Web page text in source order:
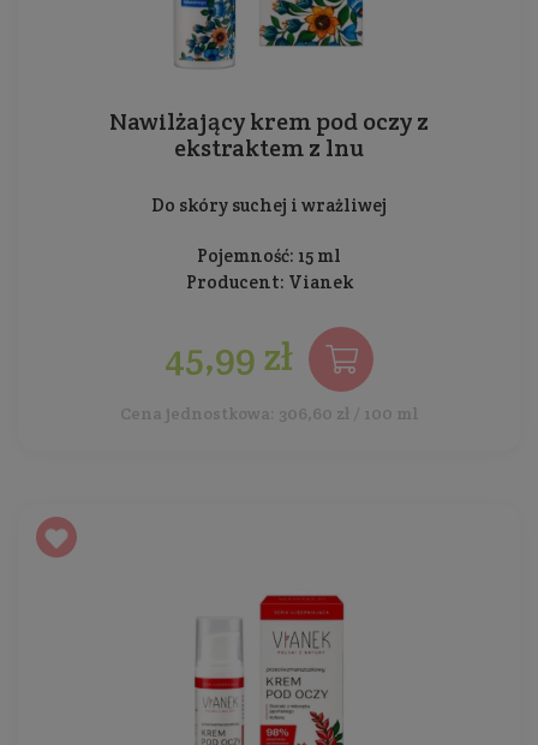
Nawilżający krem pod oczy z
ekstraktem z lnu
Do skóry suchej i wrażliwej
Pojemność: 15 ml
Producent: Vianek
45,99 zł
Cena jednostkowa: 306,60 zł / 100 ml